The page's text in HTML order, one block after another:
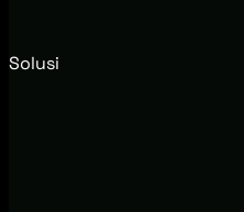
Solusi